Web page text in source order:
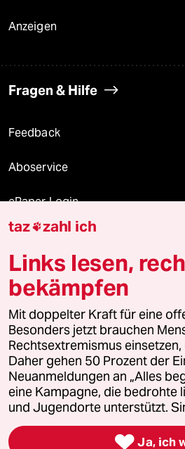
Anzeigen
Fragen & Hilfe
Feedback
Aboservice
ePaper Login
Downloads für Abonnierende
© 2026 taz Verlags und Vertriebs
Alle Rechte vorbehalten. Bei rechtlichen
wenden Sie sich bitte an
lizenzen@taz.de
Feedback Redaktionsstatut
Leitlinie Informant Datenschutz
Seitenwende Einwilligungen
taz zahl ich
Links lesen,
bekämpfen
Mit doppelter Kraft für eine
Besonders jetzt brauchen
Rechtsextremismus
Daher gehen 50 Prozent der
Neuanmeldungen an „Alles
eine Kampagne, die bedrohte
und Jugendorte unterstützt.
 Ja, ich